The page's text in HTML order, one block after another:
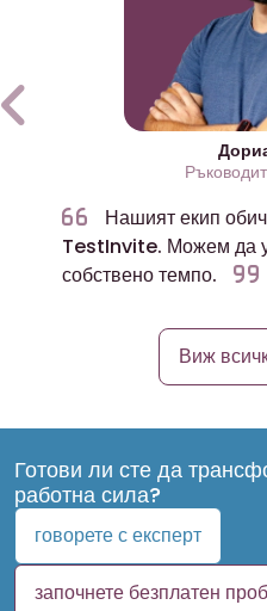
Нашият екип
TestInvite. Можем да
собствено темпо.
Виж
Готови ли сте да
работна сила?
говорете с експерт
започнете безплатен